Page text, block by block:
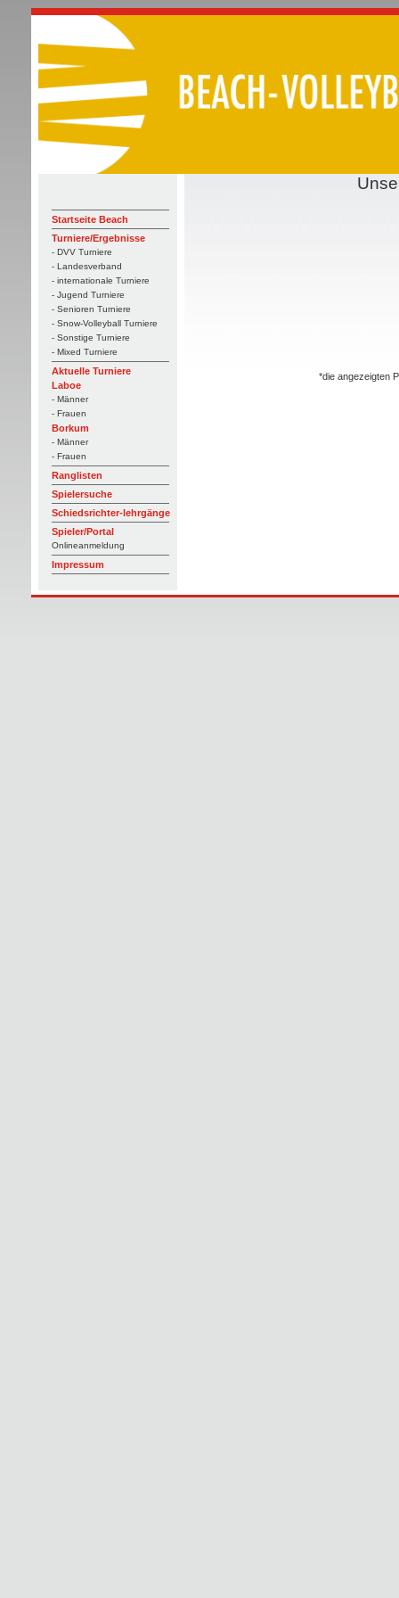
Startseite Beach
Turniere/Ergebnisse
- DVV Turniere
- Landesverband
- internationale Turniere
- Jugend Turniere
- Senioren Turniere
- Snow-Volleyball Turniere
- Sonstige Turniere
- Mixed Turniere
Aktuelle Turniere
Laboe
- Männer
- Frauen
Borkum
- Männer
- Frauen
Ranglisten
Spielersuche
Schiedsrichter-lehrgänge
Spieler/Portal
Onlineanmeldung
Impressum
*die angezeigten